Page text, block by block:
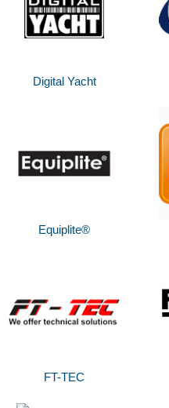
Digital Yacht
Equiplite®
FT-TEC